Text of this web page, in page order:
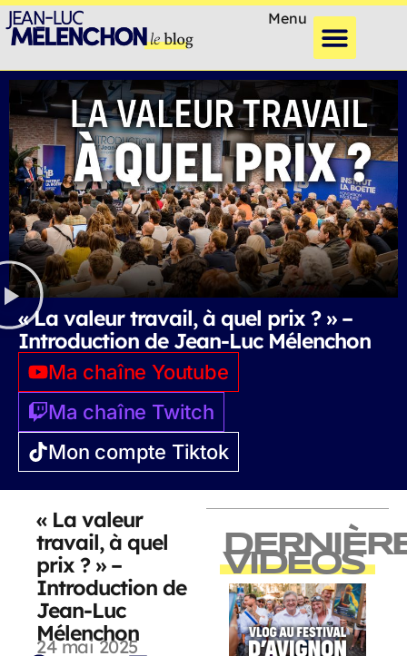
Menu
« La valeur travail, à quel prix ? » –
Introduction de Jean-Luc Mélenchon
Ma chaîne Youtube
Ma chaîne Twitch
Mon compte Tiktok
« La valeur
travail, à quel
prix ? » –
Introduction de
Jean-Luc
Mélenchon
24 mai 2025
VIDEOS